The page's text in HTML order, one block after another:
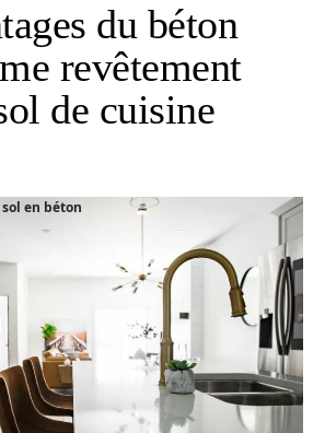
du béton
revêtement
de cuisine
en béton